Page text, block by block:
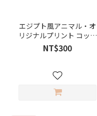
エジプト風アニマル・オ
リジナルプリント コット
ンオックス生地
NT$300